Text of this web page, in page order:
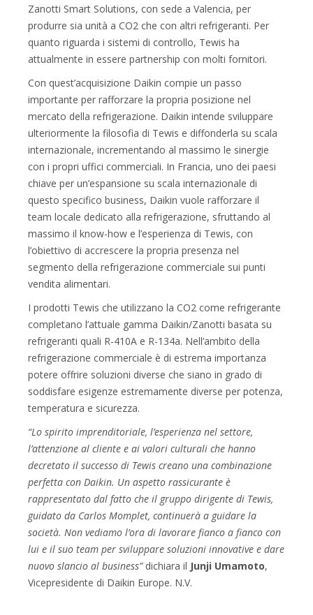
Zanotti Smart Solutions, con sede a Valencia, per
produrre sia unità a CO2 che con altri refrigeranti. Per
quanto riguarda i sistemi di controllo, Tewis ha
attualmente in essere partnership con molti fornitori.
Con quest’acquisizione Daikin compie un passo
importante per rafforzare la propria posizione nel
mercato della refrigerazione. Daikin intende sviluppare
ulteriormente la filosofia di Tewis e diffonderla su scala
internazionale, incrementando al massimo le sinergie
con i propri uffici commerciali. In Francia, uno dei paesi
chiave per un’espansione su scala internazionale di
questo specifico business, Daikin vuole rafforzare il
team locale dedicato alla refrigerazione, sfruttando al
massimo il know-how e l’esperienza di Tewis, con
l’obiettivo di accrescere la propria presenza nel
segmento della refrigerazione commerciale sui punti
vendita alimentari.
I prodotti Tewis che utilizzano la CO2 come refrigerante
completano l’attuale gamma Daikin/Zanotti basata su
refrigeranti quali R-410A e R-134a. Nell’ambito della
refrigerazione commerciale è di estrema importanza
potere offrire soluzioni diverse che siano in grado di
soddisfare esigenze estremamente diverse per potenza,
temperatura e sicurezza.
“Lo spirito imprenditoriale, l’esperienza nel settore,
l’attenzione al cliente e ai valori culturali che hanno
decretato il successo di Tewis creano una combinazione
perfetta con Daikin. Un aspetto rassicurante è
rappresentato dal fatto che il gruppo dirigente di Tewis,
guidato da Carlos Momplet, continuerà a guidare la
società. Non vediamo l’ora di lavorare fianco a fianco con
lui e il suo team per sviluppare soluzioni innovative e dare
nuovo slancio al business”dichiara il Junji Umamoto,
Vicepresidente di Daikin Europe. N.V.